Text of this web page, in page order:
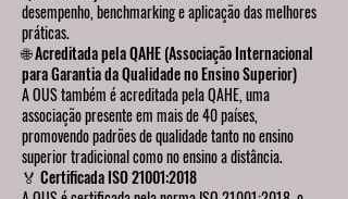
desempenho, benchmarking e aplicação das melhores
práticas.
🌐 Acreditada pela QAHE (Associação Internacional
para Garantia da Qualidade no Ensino Superior)
A OUS também é acreditada pela QAHE, uma
associação presente em mais de 40 países,
promovendo padrões de qualidade tanto no ensino
superior tradicional como no ensino a distância.
🏅 Certificada ISO 21001:2018